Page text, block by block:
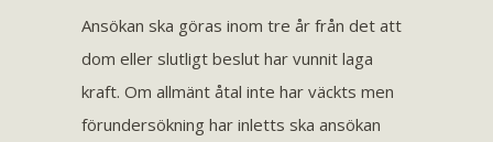
Ansökan ska göras inom tre år från det att
dom eller slutligt beslut har vunnit laga
kraft. Om allmänt åtal inte har väckts men
förundersökning har inletts ska ansökan